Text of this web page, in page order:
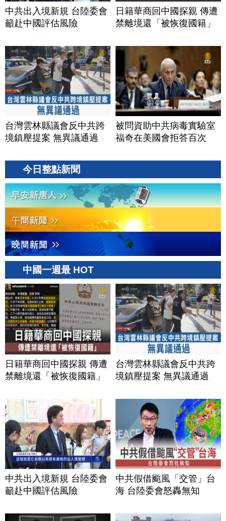
中共出入境新規 台陸委會
籲赴中國評估風險
日籍華商回中國探親 傳遭
禁離境還「被恢復國籍」
台灣雲林縣議會反中共跨
境鎮壓提案 無異議通過
被問資助中共病毒實驗室
福奇在美國會拒答百次
今日整點新聞
中國一週最 HOT
日籍華商回中國探親 傳遭
禁離境還「被恢復國籍」
台灣雲林縣議會反中共跨
境鎮壓提案 無異議通過
中共出入境新規 台陸委會
籲赴中國評估風險
中共假借颱風「交管」台
海 台陸委會怒轟無知